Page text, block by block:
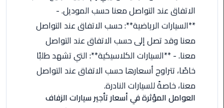
مرسيدس
ليموزين
اسكندرية
الاتفاق عند التواصل معنا حسب الموديل. -
**السيارات الرياضية**: حسب الاتفاق عند التواصل
معنا وقد تصل إلى حسب الاتفاق عند التواصل
معنا. - **السيارات الكلاسيكية**: التي تشهد طلبًا
خاصًا، تتراوح أسعارها حسب الاتفاق عند التواصل
معنا، خاصةً للسيارات النادرة.
العوامل المؤثرة في أسعار تأجير سيارات الزفاف